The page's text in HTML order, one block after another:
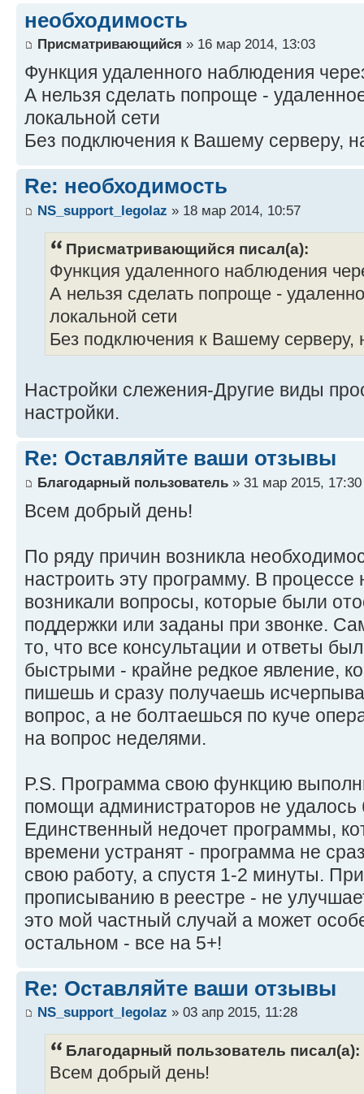
необходимость
Присматривающийся » 16 мар 2014, 13:03
Функция удаленного наблюдения
А нельзя сделать попроще -
локальной сети
Без подключения к Вашему серверу,
Re: необходимость
NS_support_legolaz » 18 мар 2014, 10:57
Присматривающийся писал(а):
Функция удаленного наблюдения
А нельзя сделать попроще -
локальной сети
Без подключения к Вашему серверу,
Настройки слежения-Другие виды
настройки.
Re: Оставляйте ваши отзывы
Благодарный пользователь » 31 мар 2015, 17:30
Всем добрый день!
По ряду причин возникла
настроить эту программу. В процессе
возникали вопросы, которые были
поддержки или заданы при звонке.
то, что все консультации и ответы
быстрыми - крайне редкое явление,
пишешь и сразу получаешь
вопрос, а не болтаешься по куче
на вопрос неделями.
P.S. Программа свою функцию
помощи администраторов не удалось
Единственный недочет программы,
времени устранят - программа не
свою работу, а спустя 1-2 минуты.
прописыванию в реестре - не
это мой частный случай а может
остальном - все на 5+!
Re: Оставляйте ваши отзывы
NS_support_legolaz » 03 апр 2015, 11:28
Благодарный пользователь писал(а):
Всем добрый день!